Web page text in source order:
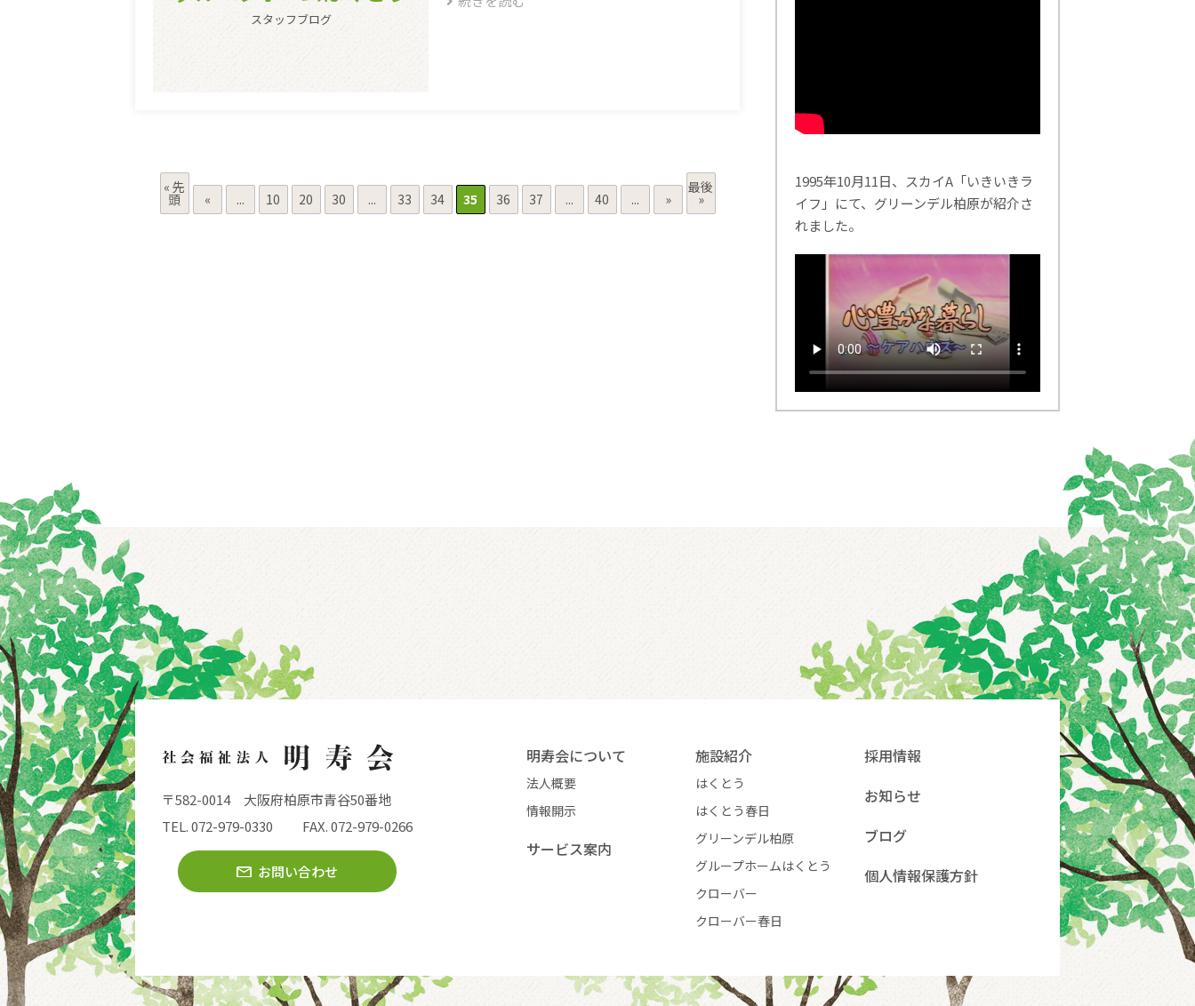
スタッフブログ
« 先
頭 « ... 10 20 30 ... 33 34 35 36 37 ... 40 ... »
最後
»
1995年10月11日、スカイA「いきいきラ
イフ」にて、グリーンデル柏原が紹介さ
れました。
〒582-0014
大阪府柏原市青谷50番地
TEL. 072-979-0330
FAX. 072-979-0266
お問い合わせ
明寿会について
法人概要
情報開示
サービス案内
施設紹介
はくとう
はくとう春日
グリーンデル柏原
グループホームはくとう
クローバー
クローバー春日
採用情報
お知らせ
ブログ
個人情報保護方針